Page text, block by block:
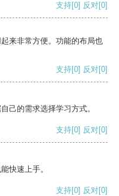
支持[0] 反对[0]
来非常方便。功能的布局也
支持[0] 反对[0]
己的需求选择学习方式。
支持[0] 反对[0]
快速上手。
支持[0] 反对[0]